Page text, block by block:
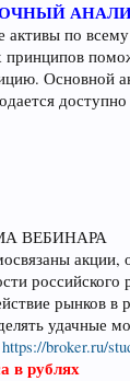
активы по
принципов
Основной
ВЕБИНАРА
российского
рынков в
удачные
https://broker.ru/
в рублях